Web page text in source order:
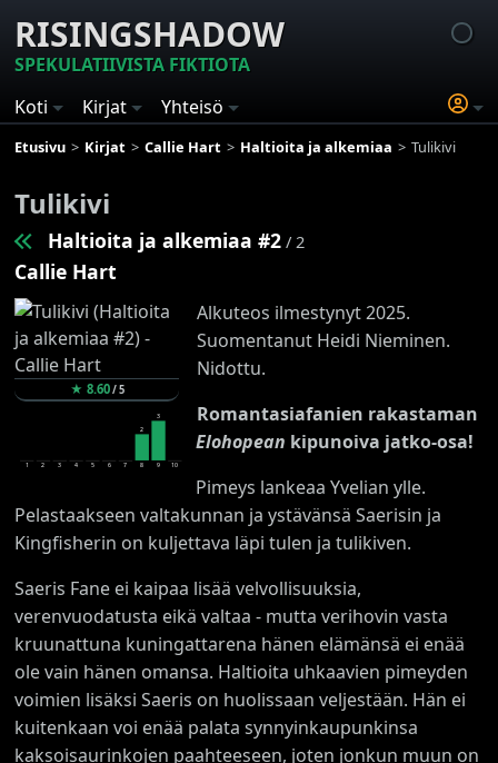
RISINGSHADOW
SPEKULATIIVISTA FIKTIOTA
Koti
Kirjat Yhteisö
Etusivu Kirjat Callie Hart Haltioita ja alkemiaa Tulikivi
Tulikivi
Haltioita ja alkemiaa #2 / 2
Callie Hart
★ 8.60/5
1 2 3 4 5 6 7
2
8
3
9 10
Alkuteos ilmestynyt 2025.
Suomentanut Heidi Nieminen.
Nidottu.
Romantasiafanien rakastaman
Elohopean kipunoiva jatko-osa!
Pimeys lankeaa Yvelian ylle.
Pelastaakseen valtakunnan ja ystävänsä Saerisin ja
Kingfisherin on kuljettava läpi tulen ja tulikiven.
Saeris Fane ei kaipaa lisää velvollisuuksia,
verenvuodatusta eikä valtaa - mutta verihovin vasta
kruunattuna kuningattarena hänen elämänsä ei enää
ole vain hänen omansa. Haltioita uhkaavien pimeyden
voimien lisäksi Saeris on huolissaan veljestään. Hän ei
kuitenkaan voi enää palata synnyinkaupunkinsa
kaksoisaurinkojen paahteeseen, joten jonkun muun on